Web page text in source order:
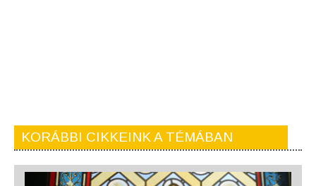
KORÁBBI CIKKEINK A TÉMÁBAN